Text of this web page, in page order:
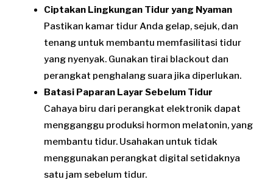
Ciptakan Lingkungan Tidur yang Nyaman
Pastikan kamar tidur Anda gelap, sejuk, dan
tenang untuk membantu memfasilitasi tidur
yang nyenyak. Gunakan tirai blackout dan
perangkat penghalang suara jika diperlukan.
Batasi Paparan Layar Sebelum Tidur
Cahaya biru dari perangkat elektronik dapat
mengganggu produksi hormon melatonin, yang
membantu tidur. Usahakan untuk tidak
menggunakan perangkat digital setidaknya
satu jam sebelum tidur.